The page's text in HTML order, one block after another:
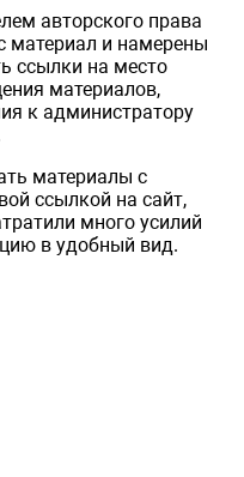
авторского права
материал и намерены
ссылки на место
материалов,
к администратору
материалы с
ссылкой на сайт,
много усилий
в удобный вид.